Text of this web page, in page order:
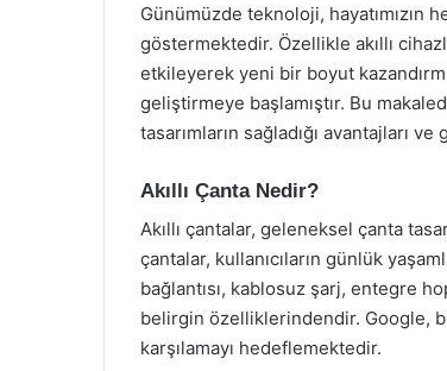
Günümüzde teknoloji, hayatımızın
göstermektedir. Özellikle akıllı
etkileyerek yeni bir boyut
geliştirmeye başlamıştır. Bu
tasarımların sağladığı avantajları
Akıllı Çanta Nedir?
Akıllı çantalar, geleneksel çanta
çantalar, kullanıcıların günlük
bağlantısı, kablosuz şarj, entegre
belirgin özelliklerindendir. Google,
karşılamayı hedeflemektedir.